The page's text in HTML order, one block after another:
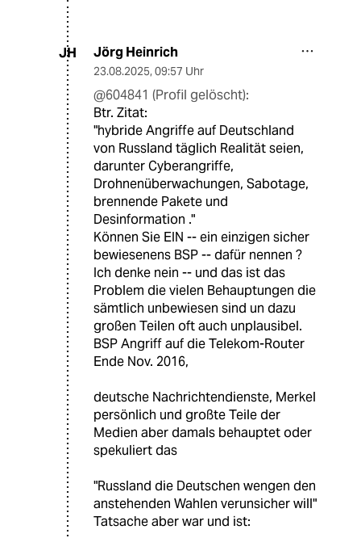
JH Jörg Heinrich
23.08.2025, 09:57 Uhr
@604841 (Profil gelöscht):
Btr. Zitat:
"hybride Angriffe auf Deutschland
von Russland täglich Realität seien,
darunter Cyberangriffe,
Drohnenüberwachungen, Sabotage,
brennende Pakete und
Desinformation ."
Können Sie EIN -- ein einzigen sicher
bewiesenens BSP -- dafür nennen ?
Ich denke nein -- und das ist das
Problem die vielen Behauptungen die
sämtlich unbewiesen sind un dazu
großen Teilen oft auch unplausibel.
BSP Angriff auf die Telekom-Router
Ende Nov. 2016,
deutsche Nachrichtendienste, Merkel
persönlich und großte Teile der
Medien aber damals behauptet oder
spekuliert das
"Russland die Deutschen wengen den
anstehenden Wahlen verunsicher will"
Tatsache aber war und ist: